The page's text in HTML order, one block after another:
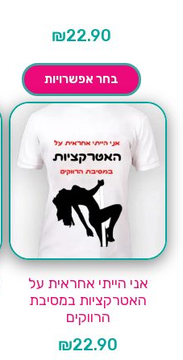
₪22.90
בחר אפשרויות
אני הייתי אחראית על
האטרקציות במסיבת
הרווקים
₪22.90